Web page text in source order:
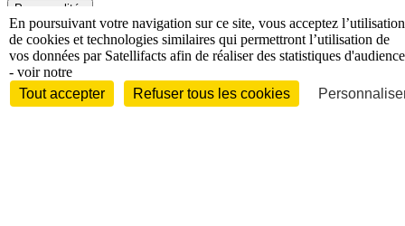
Personnalités
InterviewBiographies
Nominations /
En poursuivant votre navigation sur ce site, vous acceptez l’utilisation
de cookies et technologies similaires qui permettront l’utilisation de
vos données par Satellifacts afin de réaliser des statistiques d'audience
- voir notre
Tout accepter
Refuser tous les cookies